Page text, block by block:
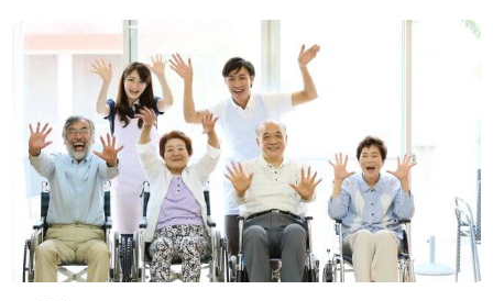
中で「働きがい」を感じ、自身の成長を実感できる機会も
豊富です。施設の形態や環境を変えたい方、チーム医療に
興味がある方も大歓迎です。
求人情報の収集や転職相談は【ウィルオブ介護】にお任せ
ください。LINEやメール、お電話でのお問い合わせも受け
付けており、年収交渉や求人紹介など、すべてのサービス
が無料で提供されます。非公開求人も多数取り扱ってお
り、転職支援のプロと共に新たな一歩を踏み出しましょ
う。あなたのご連絡をお待ちしております。